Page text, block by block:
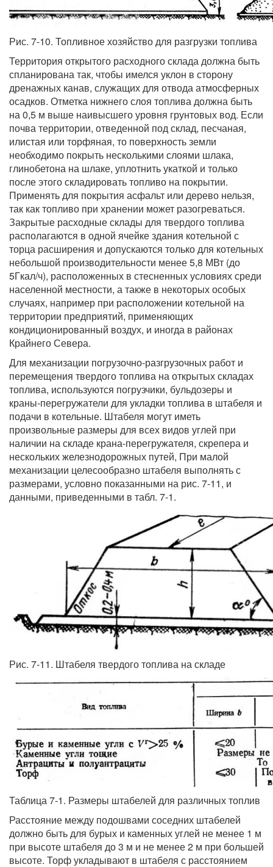
Рис. 7-10. Топливное хозяйство для разгрузки топлива
Территория открытого расходного склада должна быть
спланирована так, чтобы имелся уклон в сторону
дренажных канав, служащих для отвода атмосферных
осадков. Отметка нижнего слоя топлива должна быть
на 0,5 м выше наивысшего уровня грунтовых вод. Если
почва территории, отведенной под склад, песчаная,
илистая или торфяная, то поверхность земли
необходимо покрыть несколькими слоями шлака,
глинобетона на шлаке, уплотнить укаткой и только
после этого складировать топливо на покрытии.
Применять для покрытия асфальт или дерево нельзя,
так как топливо при хранении может разогреваться.
Закрытые расходные склады для твердого топлива
располагаются в одной ячейке здания котельной с
торца расширения и допускаются только для котельных
небольшой производительности менее 5,8 МВт (до
5Гкал/ч), расположенных в стесненных условиях среди
населенной местности, а также в некоторых особых
случаях, например при расположении котельной на
территории предприятий, применяющих
кондиционированный воздух, и иногда в районах
Крайнего Севера.
Для механизации погрузочно-разгрузочных работ и
перемещения твердого топлива на открытых складах
топлива, используются погрузчики, бульдозеры и
краны-перегружатели для укладки топлива в штабеля и
подачи в котельные. Штабеля могут иметь
произвольные размеры для всех видов углей при
наличии на складе крана-перегружателя, скрепера и
нескольких железнодорожных путей, При малой
механизации целесообразно штабеля выполнять с
размерами, условно показанными на рис. 7-11, и
данными, приведенными в табл. 7-1.
Рис. 7-11. Штабеля твердого топлива на складе
Таблица 7-1. Размеры штабелей для различных топлив
Расстояние между подошвами соседних штабелей
должно быть для бурых и каменных углей не менее 1 м
при высоте штабеля до 3 м и не менее 2 м при большей
высоте. Торф укладывают в штабеля с расстоянием